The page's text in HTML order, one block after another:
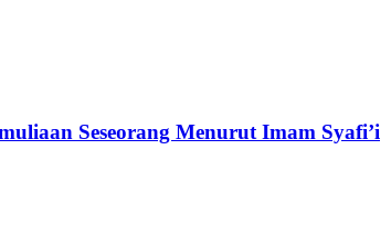
Seseorang Menurut Imam Syafi’i